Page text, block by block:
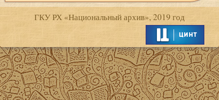
ГКУ РХ «Национальный архив», 2019 год